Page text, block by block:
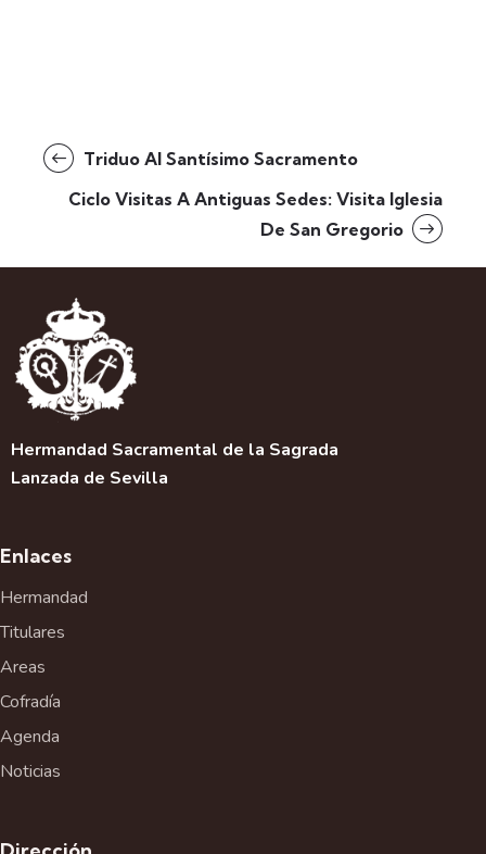
Triduo Al Santísimo Sacramento
Ciclo Visitas A Antiguas Sedes: Visita Iglesia
De San Gregorio
Hermandad Sacramental de la Sagrada
Lanzada de Sevilla
Enlaces
Hermandad
Titulares
Areas
Cofradía
Agenda
Noticias